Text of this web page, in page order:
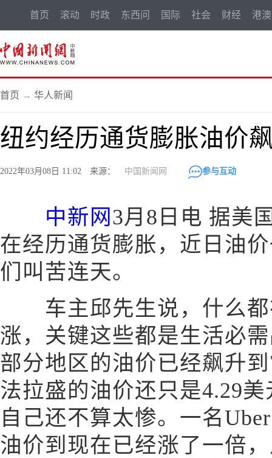
首页 滚动 时政 东西问 国际 社会 财经 港澳
首页 → 华人新闻
纽约经历通货膨胀油价
2022年03月08日 11:02 来源： 中国新闻网 参与互动
中新网 3月8日电 据美
在经历通货膨胀，近日油
们叫苦连天。
车主邱先生说，什么都
涨，关键这些都是生活必
部分地区的油价已经飙升
法拉盛的油价还只是4.29
自己还不算太惨。一名
油价到现在已经涨了一倍